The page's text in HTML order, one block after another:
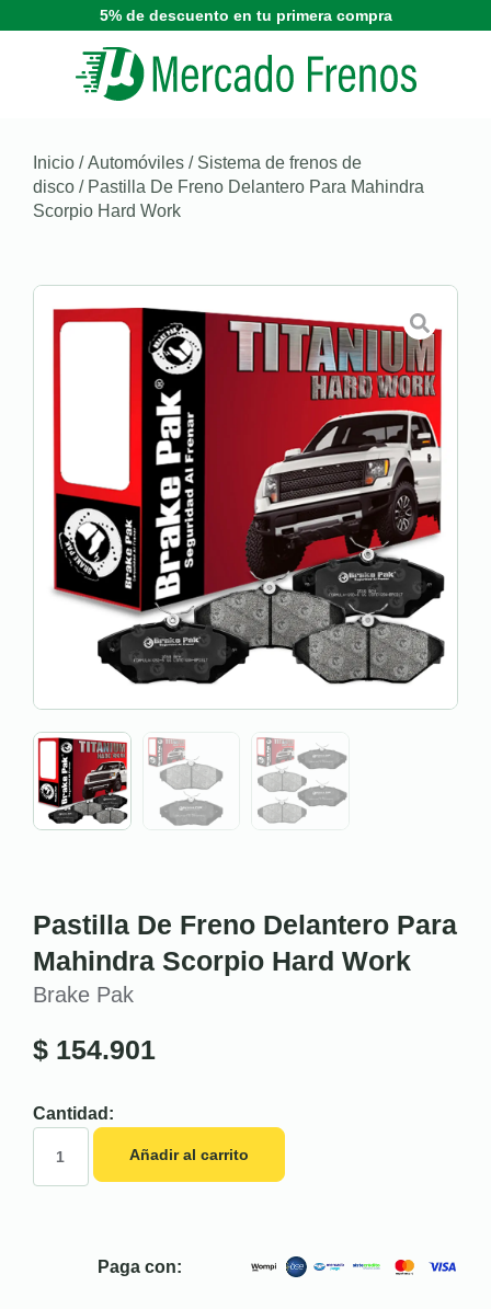
5% de descuento en tu primera compra
Inicio /Automóviles / Sistema de frenos de
disco / Pastilla De Freno Delantero Para Mahindra
Scorpio Hard Work
Pastilla De Freno Delantero Para
Mahindra Scorpio Hard Work
Brake Pak
$ 154.901
Cantidad:
Añadir al carrito
Paga con: